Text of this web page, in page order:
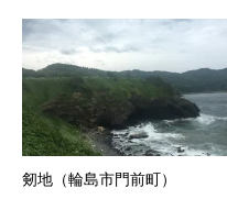
剱地（輪島市門前町）